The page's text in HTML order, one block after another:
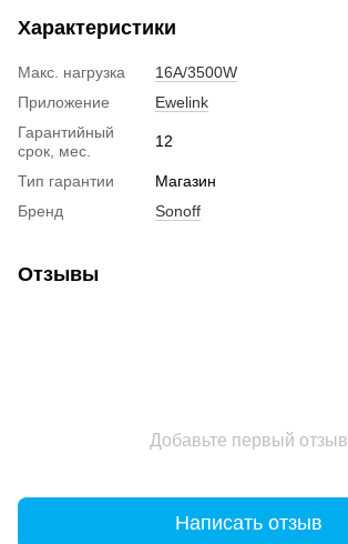
Характеристики
Макс. нагрузка
16A/3500W
Приложение
Ewelink
Гарантийный
срок, мес.
12
Тип гарантии
Магазин
Бренд
Sonoff
Отзывы
Добавьте первый отзыв
Написать отзыв